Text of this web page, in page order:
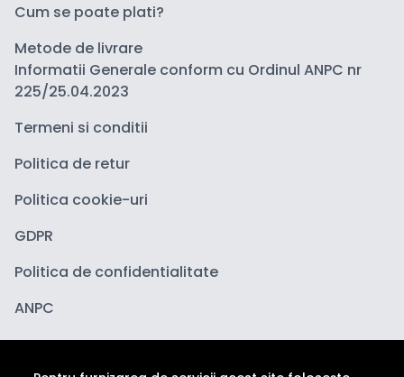
Cum se poate plati?
Metode de livrare
Informatii Generale conform cu Ordinul ANPC nr
225/25.04.2023
Termeni si conditii
Politica de retur
Politica cookie-uri
GDPR
Politica de confidentialitate
ANPC